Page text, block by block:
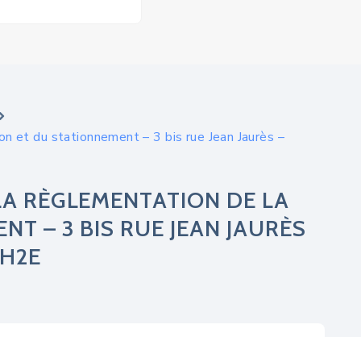
du stationnement – 3 bis rue Jean Jaurès –
RÈGLEMENTATION DE LA
– 3 BIS RUE JEAN JAURÈS